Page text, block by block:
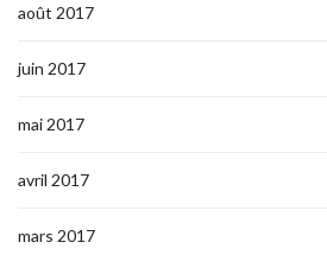
août 2017
juin 2017
mai 2017
avril 2017
mars 2017